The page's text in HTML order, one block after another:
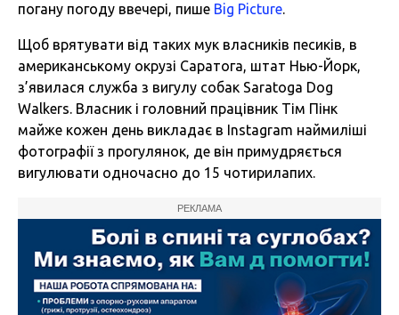
погану погоду ввечері, пише Big Picture.
Щоб врятувати від таких мук власників песиків, в
американському окрузі Саратога, штат Нью-Йорк,
з’явилася служба з вигулу собак Saratoga Dog
Walkers. Власник і головний працівник Тім Пінк
майже кожен день викладає в Instagram наймиліші
фотографії з прогулянок, де він примудряється
вигулювати одночасно до 15 чотирилапих.
РЕКЛАМА